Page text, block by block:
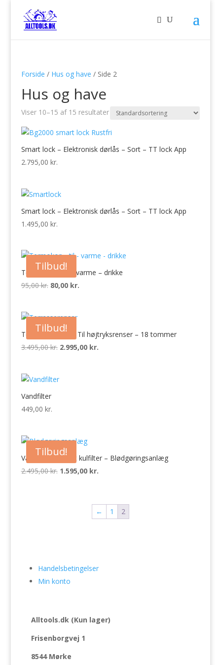
Forside / Hus og have / Side 2
Hus og have
Viser 10–15 af 15 resultater
Smart lock – Elektronisk dørlås – Sort – TT lock App
2.795,00 kr.
Smart lock – Elektronisk dørlås – Sort – TT lock App
1.495,00 kr.
Tilbud!
Termokop – til – varme – drikke
95,00kr. Den
var:
95,00 kr..
80,00 kr.
80,00 kr..
Tilbud!
Terrasserenser – Til højtryksrenser – 18 tommer
3.495,00kr. Den
2.995,00 kr.
Vandfilter
449,00 kr.
Tilbud!
Vandfilter – Aktivt kulfilter – Blødgøringsanlæg
2.495,00kr. Den
2.495,00 kr..
1.595,00 kr.
er:
1.595,00 kr..
← 1 2
Handelsbetingelser
Min konto
Alltools.dk (Kun lager)
Frisenborgvej 1
8544 Mørke